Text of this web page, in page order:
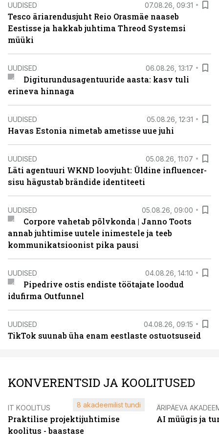
UUDISED 07.08.26, 09:31
Tesco äriarendusjuht Reio Orasmäe naaseb
Eestisse ja hakkab juhtima Threod Systemsi
müüki
UUDISED 06.08.26, 13:17
Digiturundusagentuuride aasta: kasv tuli
erineva hinnaga
UUDISED 05.08.26, 12:31
Havas Estonia nimetab ametisse uue juhi
UUDISED 05.08.26, 11:07
Läti agentuuri WKND loovjuht: Üldine influencer-
sisu hägustab brändide identiteeti
UUDISED 05.08.26, 09:00
Corpore vahetab põlvkonda | Janno Toots
annab juhtimise uutele inimestele ja teeb
kommunikatsioonist pika pausi
UUDISED 04.08.26, 14:10
Pipedrive ostis endiste töötajate loodud
idufirma Outfunnel
UUDISED 04.08.26, 09:15
TikTok suunab üha enam eestlaste ostuotsuseid
KONVERENTSID JA KOOLITUSED
IT KOOLITUS
Praktilise projektijuhtimise
koolitus - baastase
8 akadeemilist tundi ÄRIPÄEVA
AI müügis ja